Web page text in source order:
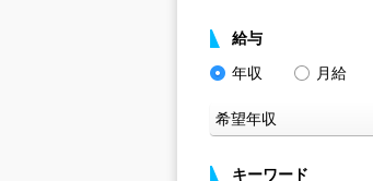
給与
年収
月給
キーワード